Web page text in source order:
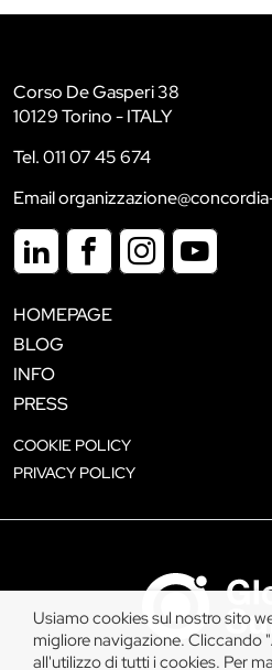
Corso De Gasperi 38
10129 Torino - ITALY
Tel. 011 07 45 674
Email
HOMEPAGE
BLOG
INFO
PRESS
COOKIE POLICY
PRIVACY POLICY
Usiamo cookies sul nostro sito
migliore navigazione. Cliccando
all'utilizzo di tutti i cookies. Per